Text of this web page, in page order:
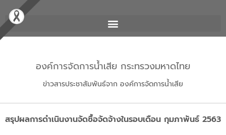
องค์การจัดการน้ำเสีย กระทรวงมหาดไทย
ข่าวสารประชาสัมพันธ์จาก องค์การจัดการน้ำเสีย
สรุปผลการดำเนินงานจัดซื้อจัดจ้างในรอบเดือน กุมภาพันธ์ 2563